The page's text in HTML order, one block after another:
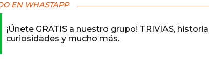
EN WHASTAPP
¡Únete GRATIS a nuestro grupo! TRIVIAS,
curiosidades y mucho más.